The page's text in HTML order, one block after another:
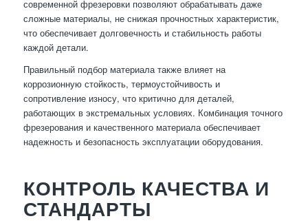
современной фрезеровки позволяют обрабатывать даже
сложные материалы, не снижая прочностных характеристик,
что обеспечивает долговечность и стабильность работы
каждой детали.
Правильный подбор материала также влияет на
коррозионную стойкость, термоустойчивость и
сопротивление износу, что критично для деталей,
работающих в экстремальных условиях. Комбинация точного
фрезерования и качественного материала обеспечивает
надежность и безопасность эксплуатации оборудования.
КОНТРОЛЬ КАЧЕСТВА И
СТАНДАРТЫ